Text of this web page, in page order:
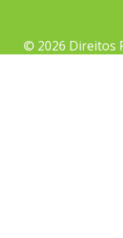
© 2026 Direitos